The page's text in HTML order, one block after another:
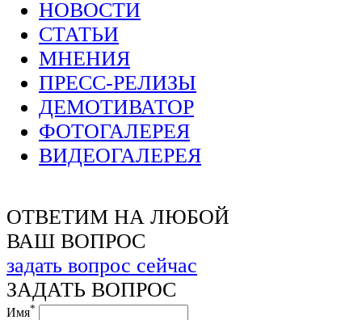
НОВОСТИ
СТАТЬИ
МНЕНИЯ
ПРЕСС-РЕЛИЗЫ
ДЕМОТИВАТОР
ФОТОГАЛЕРЕЯ
ВИДЕОГАЛЕРЕЯ
ОТВЕТИМ НА ЛЮБОЙ
ВАШ ВОПРОС
задать вопрос сейчас
ЗАДАТЬ ВОПРОС
Имя*